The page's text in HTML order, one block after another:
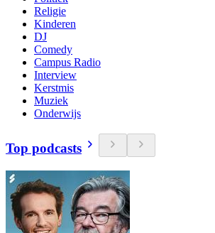
Religie
Kinderen
DJ
Comedy
Campus Radio
Interview
Kerstmis
Muziek
Onderwijs
Top podcasts